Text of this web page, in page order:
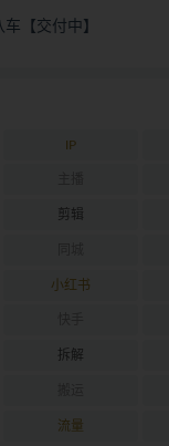
【交付中】
IP
剪辑
小红书
拆解
流量